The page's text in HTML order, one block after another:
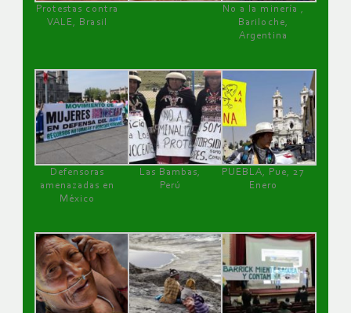
Protestas contra
VALE, Brasil
No a la minería ,
Bariloche,
Argentina
Defensoras
amenazadas en
México
Las Bambas,
Perú
PUEBLA, Pue, 27
Enero